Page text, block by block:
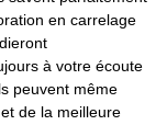
en carrelage
à votre écoute
peuvent même
de la meilleure